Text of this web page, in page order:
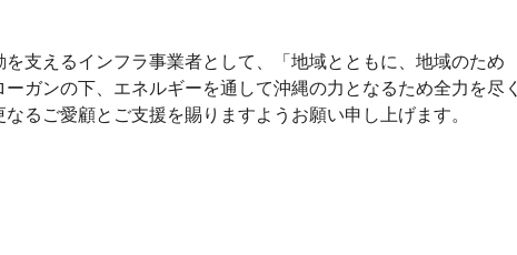
支えるインフラ事業者として、「地域とともに、地域のため
ガンの下、エネルギーを通して沖縄の力となるため全力を尽く
るご愛顧とご支援を賜りますようお願い申し上げます。